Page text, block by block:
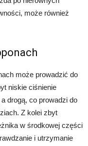
może również
może prowadzić do
niskie ciśnienie
drogą, co prowadzi do
Z kolei zbyt
w środkowej części
i utrzymanie